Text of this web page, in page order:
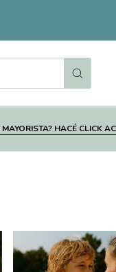
MAYORISTA? HACÉ CLICK